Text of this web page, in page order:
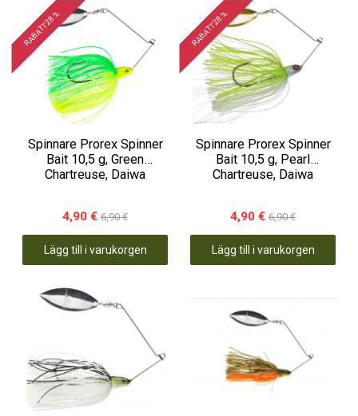
RABATT 28 %
Spinnare Prorex Spinner
Bait 10,5 g, Green
Chartreuse, Daiwa
4,90 € 6,90 €
Lägg till i varukorgen
RABATT 28 %
Spinnare Prorex Spinner
Bait 10,5 g, Pearl
Chartreuse, Daiwa
4,90 € 6,90 €
Lägg till i varukorgen